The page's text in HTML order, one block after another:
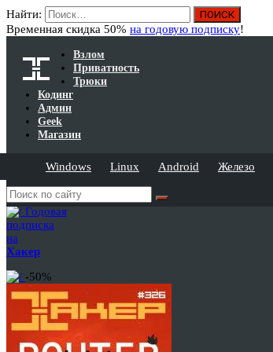
Найти:
Временная скидка 50% на годовую подписку!
Взлом
Приватность
Трюки
Кодинг
Админ
Geek
Магазин
Windows Linux Android Железо
Годовая
подписка
на
Хакер
-50%